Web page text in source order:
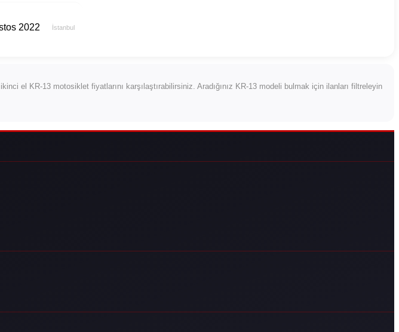
2022 İstanbul
ikinci el KR-13 motosiklet fiyatlarını karşılaştırabilirsiniz. Aradığınız KR-13 modeli bulmak için ilanları filtreleyin